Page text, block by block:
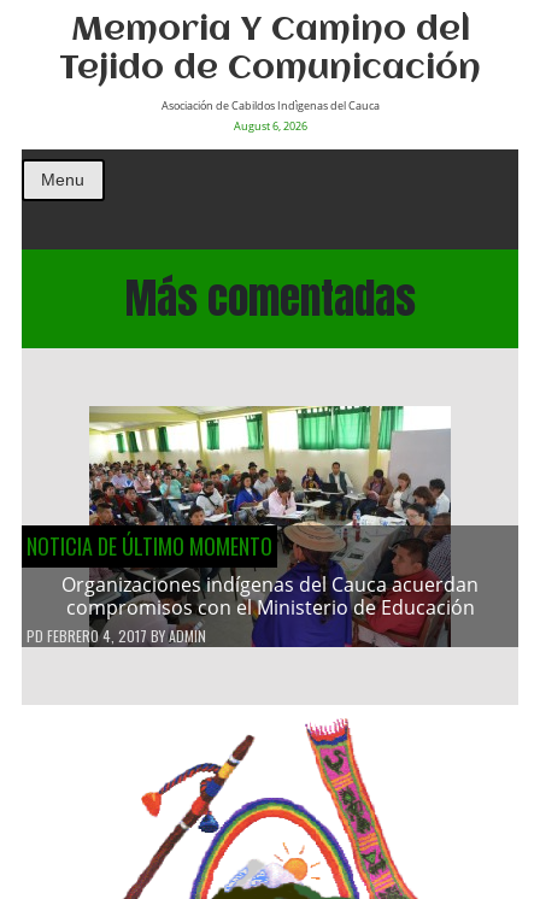
Memoria Y Camino del
Tejido de Comunicación
Asociación de Cabildos Indìgenas del Cauca
August 6, 2026
Menu
Más comentadas
NOTICIA DE ÚLTIMO MOMENTO
Organizaciones indígenas del Cauca acuerdan
compromisos con el Ministerio de Educación
PD FEBRERO 4, 2017 BYADMIN